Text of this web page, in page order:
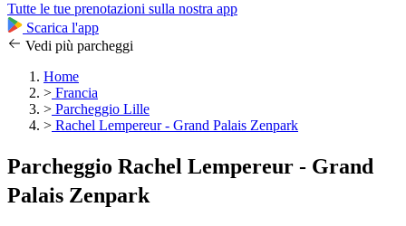
Tutte le tue prenotazioni sulla nostra app
Scarica l'app
Vedi più parcheggi
Home
> Francia
> Parcheggio Lille
> Rachel Lempereur - Grand Palais Zenpark
Parcheggio Rachel Lempereur - Grand
Palais Zenpark